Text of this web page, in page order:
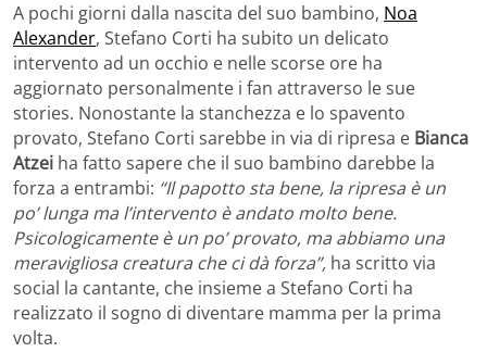
A pochi giorni dalla nascita del suo bambino, Noa
Alexander, Stefano Corti ha subito un delicato
intervento ad un occhio e nelle scorse ore ha
aggiornato personalmente i fan attraverso le sue
stories. Nonostante la stanchezza e lo spavento
provato, Stefano Corti sarebbe in via di ripresa e Bianca
Atzei ha fatto sapere che il suo bambino darebbe la
forza a entrambi: “Il papotto sta bene, la ripresa è un
po’ lunga ma l’intervento è andato molto bene.
Psicologicamente è un po’ provato, ma abbiamo una
meravigliosa creatura che ci dà forza”, ha scritto via
social la cantante, che insieme a Stefano Corti ha
realizzato il sogno di diventare mamma per la prima
volta.